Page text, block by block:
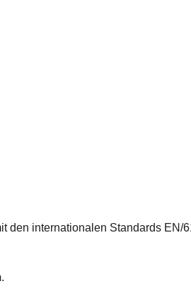
den internationalen Standards EN/
.